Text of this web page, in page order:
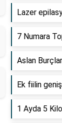
Lazer
7 Numara
Aslan
Ek fiilin
1 Ayda 5